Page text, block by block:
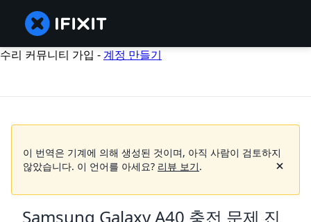
수리 커뮤니티 가입 -계정 만들기
이 번역은 기계에 의해 생성된 것이며, 아직 사람이 검토하지
않았습니다. 이 언어를 아세요? 리뷰 보기.
Samsung Galaxy A40 충전 문제 진